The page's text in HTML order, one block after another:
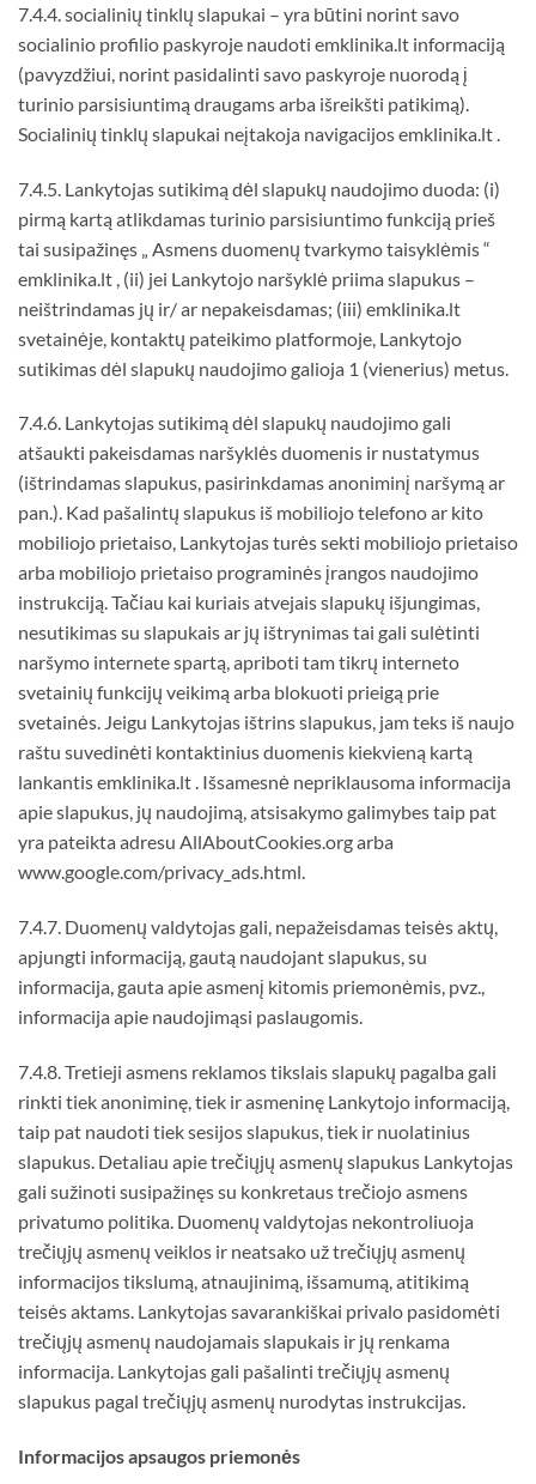
7.4.4. socialinių tinklų slapukai – yra būtini norint savo
socialinio profilio paskyroje naudoti emklinika.lt informaciją
(pavyzdžiui, norint pasidalinti savo paskyroje nuorodą į
turinio parsisiuntimą draugams arba išreikšti patikimą).
Socialinių tinklų slapukai neįtakoja navigacijos emklinika.lt .
7.4.5. Lankytojas sutikimą dėl slapukų naudojimo duoda: (i)
pirmą kartą atlikdamas turinio parsisiuntimo funkciją prieš
tai susipažinęs „ Asmens duomenų tvarkymo taisyklėmis “
emklinika.lt , (ii) jei Lankytojo naršyklė priima slapukus –
neištrindamas jų ir/ ar nepakeisdamas; (iii) emklinika.lt
svetainėje, kontaktų pateikimo platformoje, Lankytojo
sutikimas dėl slapukų naudojimo galioja 1 (vienerius) metus.
7.4.6. Lankytojas sutikimą dėl slapukų naudojimo gali
atšaukti pakeisdamas naršyklės duomenis ir nustatymus
(ištrindamas slapukus, pasirinkdamas anoniminį naršymą ar
pan.). Kad pašalintų slapukus iš mobiliojo telefono ar kito
mobiliojo prietaiso, Lankytojas turės sekti mobiliojo prietaiso
arba mobiliojo prietaiso programinės įrangos naudojimo
instrukciją. Tačiau kai kuriais atvejais slapukų išjungimas,
nesutikimas su slapukais ar jų ištrynimas tai gali sulėtinti
naršymo internete spartą, apriboti tam tikrų interneto
svetainių funkcijų veikimą arba blokuoti prieigą prie
svetainės. Jeigu Lankytojas ištrins slapukus, jam teks iš naujo
raštu suvedinėti kontaktinius duomenis kiekvieną kartą
lankantis emklinika.lt . Išsamesnė nepriklausoma informacija
apie slapukus, jų naudojimą, atsisakymo galimybes taip pat
yra pateikta adresu AllAboutCookies.org arba
www.google.com/privacy_ads.html.
7.4.7. Duomenų valdytojas gali, nepažeisdamas teisės aktų,
apjungti informaciją, gautą naudojant slapukus, su
informacija, gauta apie asmenį kitomis priemonėmis, pvz.,
informacija apie naudojimąsi paslaugomis.
7.4.8. Tretieji asmens reklamos tikslais slapukų pagalba gali
rinkti tiek anoniminę, tiek ir asmeninę Lankytojo informaciją,
taip pat naudoti tiek sesijos slapukus, tiek ir nuolatinius
slapukus. Detaliau apie trečiųjų asmenų slapukus Lankytojas
gali sužinoti susipažinęs su konkretaus trečiojo asmens
privatumo politika. Duomenų valdytojas nekontroliuoja
trečiųjų asmenų veiklos ir neatsako už trečiųjų asmenų
informacijos tikslumą, atnaujinimą, išsamumą, atitikimą
teisės aktams. Lankytojas savarankiškai privalo pasidomėti
trečiųjų asmenų naudojamais slapukais ir jų renkama
informacija. Lankytojas gali pašalinti trečiųjų asmenų
slapukus pagal trečiųjų asmenų nurodytas instrukcijas.
Informacijos apsaugos priemonės